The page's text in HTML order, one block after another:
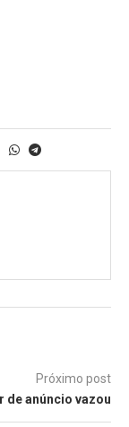
Próximo post
de anúncio vazou